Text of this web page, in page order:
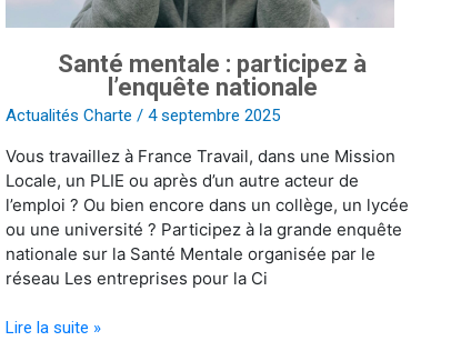
Santé mentale : participez à
l’enquête nationale
Actualités Charte / 4 septembre 2025
Vous travaillez à France Travail, dans une Mission
Locale, un PLIE ou après d’un autre acteur de
l’emploi ? Ou bien encore dans un collège, un lycée
ou une université ? Participez à la grande enquête
nationale sur la Santé Mentale organisée par le
réseau Les entreprises pour la Ci
Lire la suite »